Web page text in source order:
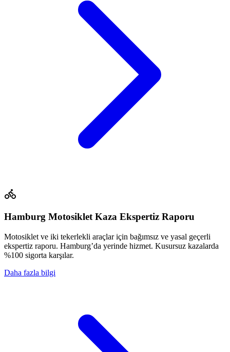
Hamburg Motosiklet Kaza Ekspertiz Raporu
Motosiklet ve iki tekerlekli araçlar için bağımsız ve yasal geçerli
ekspertiz raporu. Hamburg’da yerinde hizmet. Kusursuz kazalarda
%100 sigorta karşılar.
Daha fazla bilgi